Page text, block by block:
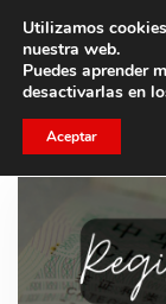
Trae a un
Utilizamos
nuestra web.
Puedes aprender
desactivarlas en
Aceptar